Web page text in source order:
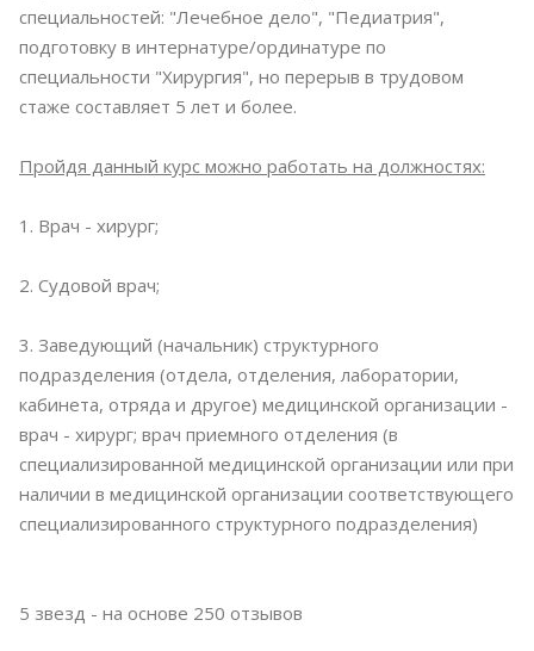
специальностей: "Лечебное дело", "Педиатрия",
подготовку в интернатуре/ординатуре по
специальности "Хирургия", но перерыв в трудовом
стаже составляет 5 лет и более.
Пройдя данный курс можно работать на должностях:
1. Врач - хирург;
2. Судовой врач;
3. Заведующий (начальник) структурного
подразделения (отдела, отделения, лаборатории,
кабинета, отряда и другое) медицинской организации -
врач - хирург; врач приемного отделения (в
специализированной медицинской организации или при
наличии в медицинской организации соответствующего
специализированного структурного подразделения)
5 звезд - на основе 250 отзывов